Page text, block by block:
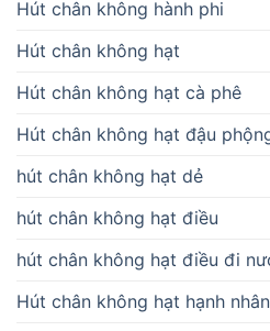
Hút chân không hành phi
Hút chân không hạt
Hút chân không hạt cà phê
Hút chân không hạt đậu
hút chân không hạt dẻ
hút chân không hạt điều
hút chân không hạt điều đi
Hút chân không hạt hạnh nhân